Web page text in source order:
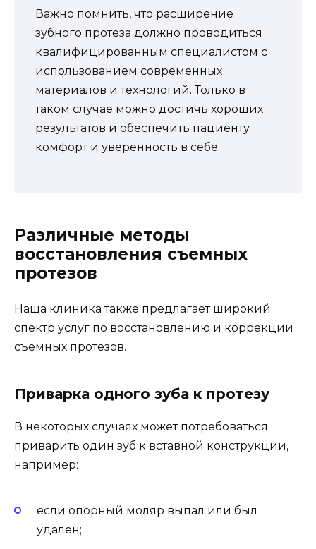
Важно помнить, что расширение
зубного протеза должно проводиться
квалифицированным специалистом с
использованием современных
материалов и технологий. Только в
таком случае можно достичь хороших
результатов и обеспечить пациенту
комфорт и уверенность в себе.
Различные методы
восстановления съемных
протезов
Наша клиника также предлагает широкий
спектр услуг по восстановлению и коррекции
съемных протезов.
Приварка одного зуба к протезу
В некоторых случаях может потребоваться
приварить один зуб к вставной конструкции,
например:
если опорный моляр выпал или был
удален;